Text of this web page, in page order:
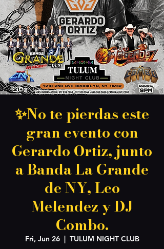
✨No te pierdas este
gran evento con
Gerardo Ortiz, junto
a Banda La Grande
de NY, Leo
Melendez y DJ
Combo.
Fri, Jun 26
  |
TULUM NIGHT CLUB